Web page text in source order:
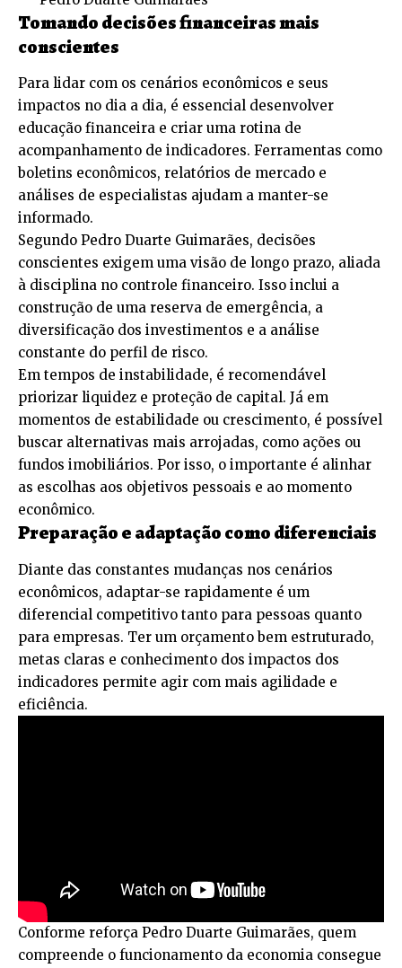
Tomando decisões financeiras mais
conscientes
Para lidar com os cenários econômicos e seus
impactos no dia a dia, é essencial desenvolver
educação financeira e criar uma rotina de
acompanhamento de indicadores. Ferramentas como
boletins econômicos, relatórios de mercado e
análises de especialistas ajudam a manter-se
informado.
Segundo Pedro Duarte Guimarães, decisões
conscientes exigem uma visão de longo prazo, aliada
à disciplina no controle financeiro. Isso inclui a
construção de uma reserva de emergência, a
diversificação dos investimentos e a análise
constante do perfil de risco.
Em tempos de instabilidade, é recomendável
priorizar liquidez e proteção de capital. Já em
momentos de estabilidade ou crescimento, é possível
buscar alternativas mais arrojadas, como ações ou
fundos imobiliários. Por isso, o importante é alinhar
as escolhas aos objetivos pessoais e ao momento
econômico.
Preparação e adaptação como diferenciais
Diante das constantes mudanças nos cenários
econômicos, adaptar-se rapidamente é um
diferencial competitivo tanto para pessoas quanto
para empresas. Ter um orçamento bem estruturado,
metas claras e conhecimento dos impactos dos
indicadores permite agir com mais agilidade e
eficiência.
Conforme reforça Pedro Duarte Guimarães, quem
compreende o funcionamento da economia consegue